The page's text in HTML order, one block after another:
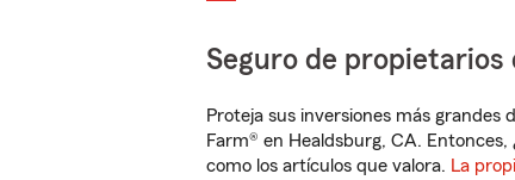
Seguro de propietarios
Proteja sus inversiones más grandes
Farm® en Healdsburg, CA.
como los artículos que valora. La